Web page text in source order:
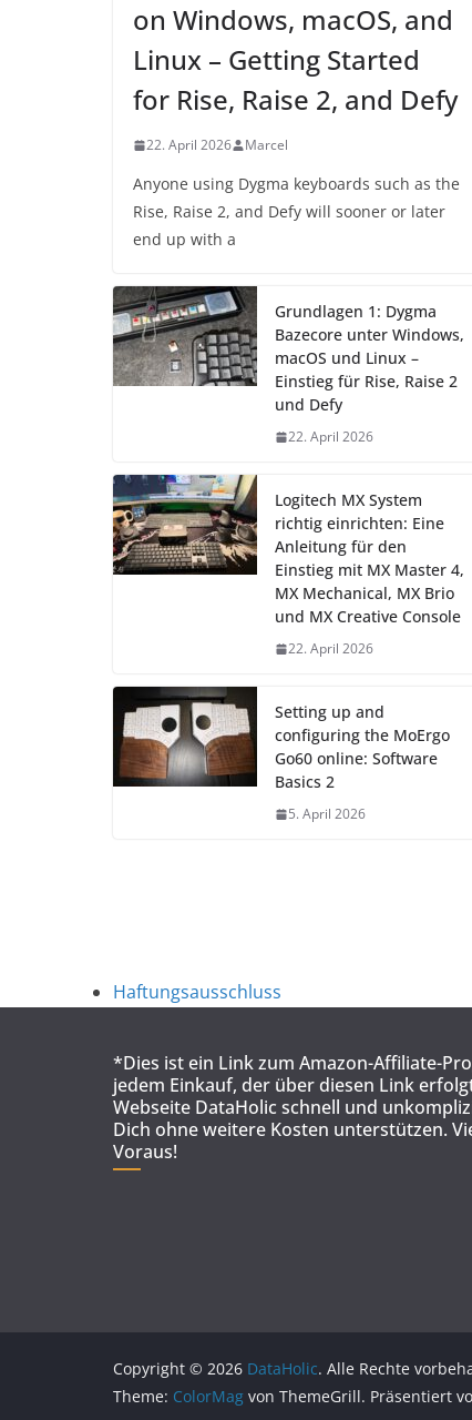
on Windows, macOS, and
Linux – Getting Started
for Rise, Raise 2, and Defy
22. April 2026 Marcel
Anyone using Dygma keyboards such as the
Rise, Raise 2, and Defy will sooner or later
end up with a
Grundlagen 1: Dygma
Bazecore unter Windows,
macOS und Linux –
Einstieg für Rise, Raise 2
und Defy
22. April 2026
Logitech MX System
richtig einrichten: Eine
Anleitung für den
Einstieg mit MX Master 4,
MX Mechanical, MX Brio
und MX Creative Console
22. April 2026
Setting up and
configuring the MoErgo
Go60 online: Software
Basics 2
5. April 2026
Haftungsausschluss
*Dies ist ein Link zum Amazon-Affiliate-
jedem Einkauf, der über diesen Link
Webseite DataHolic schnell und
Dich ohne weitere Kosten unterstützen.
Voraus!
Copyright © 2026 DataHolic. Alle Rechte
Theme: ColorMag von ThemeGrill. Präsentiert